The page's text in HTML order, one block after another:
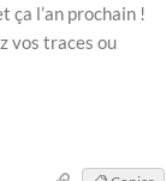
ça l’an prochain !
vos traces ou